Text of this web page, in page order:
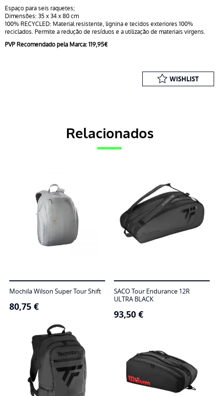
Espaço para seis raquetes;
Dimensões: 35 x 34 x 80 cm
100% RECYCLED: Material resistente, lignina e tecidos exteriores 100%
reciclados. Permite a redução de resíduos e a utilização de materiais virgens.
PVP Recomendado pela Marca: 119,95€
WISHLIST
Relacionados
Mochila Wilson Super Tour Shift
80,75 €
SACO Tour Endurance 12R
ULTRA BLACK
93,50 €